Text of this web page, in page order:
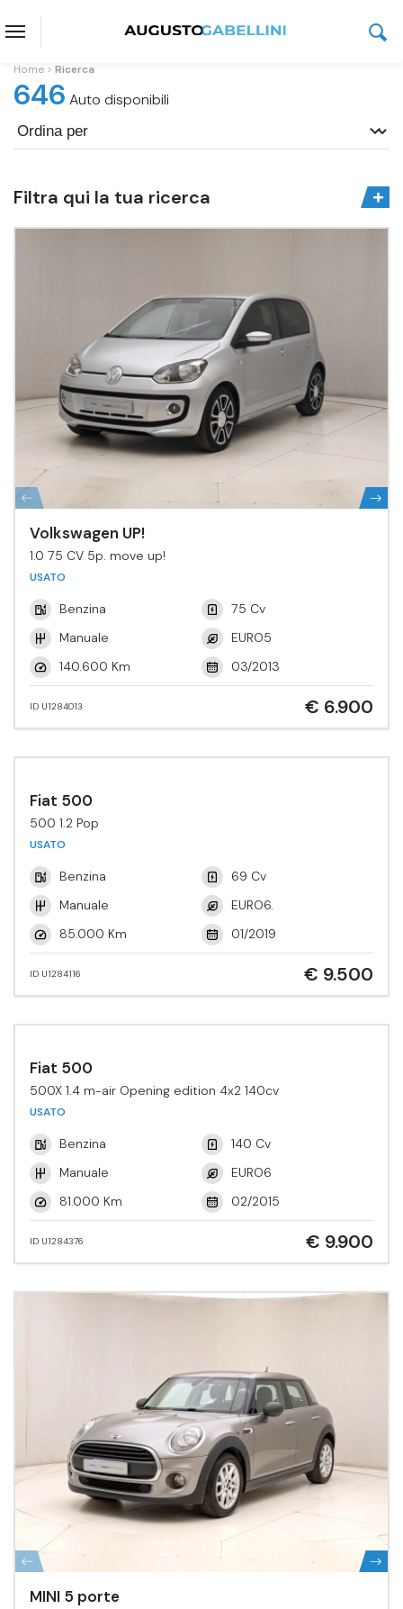
Home Ricerca
646 Auto disponibili
Filtra qui la tua ricerca
Volkswagen UP!
1.0 75 CV 5p. move up!
USATO
Benzina
75 Cv
Manuale
EURO5
140.600 Km
03/2013
ID U1284013 € 6.900
Fiat 500
500 1.2 Pop
USATO
Benzina
69 Cv
Manuale
EURO6.
85.000 Km
01/2019
ID U1284116 € 9.500
Fiat 500
500X 1.4 m-air Opening edition 4x2 140cv
USATO
Benzina
140 Cv
Manuale
EURO6
81.000 Km
02/2015
ID U1284376 € 9.900
MINI 5 porte